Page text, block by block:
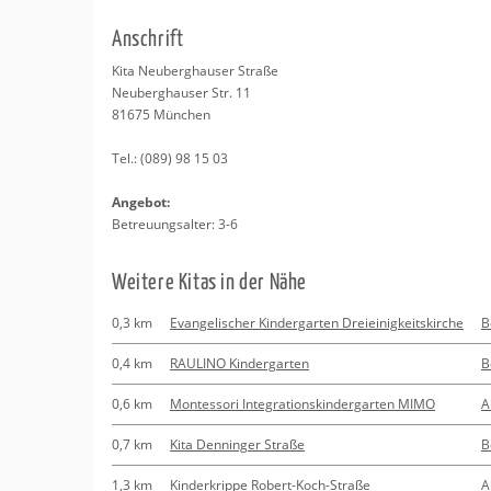
Beratung
Kurse
Regionale Tipps
An­schrift
Kita Neu­berg­hau­ser Stra­ße
Neu­berg­hau­ser Str. 11
81675 Mün­chen
Tel.:(089) 98 15 03
An­ge­bot:
Be­treu­ungs­al­ter: 3-6
Wei­te­re Kitas in der Nähe
0,3 km Evangelischer Kindergarten Dreieinigkeitskirche
0,4 km RAULINO Kindergarten
0,6 km Montessori Integrationskindergarten MIMO
0,7 km Kita Denninger Straße
1,3 km Kinderkrippe Robert-Koch-Straße